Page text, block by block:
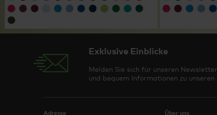
Exklusive Einblicke
Melden Sie sich für unseren
und bequem Informationen zu
Adresse Über uns